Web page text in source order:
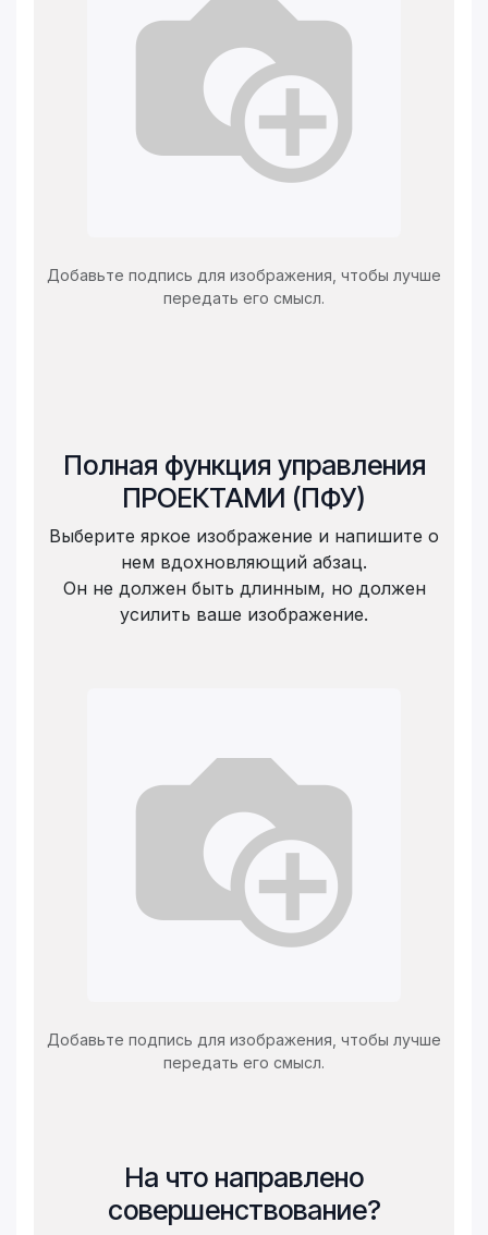
Добавьте подпись для изображения, чтобы лучше
передать его смысл.
Полная функция управления
ПРОЕКТАМИ (ПФУ)
Выберите яркое изображение и напишите о
нем вдохновляющий абзац.
Он не должен быть длинным, но должен
усилить ваше изображение.
Добавьте подпись для изображения, чтобы лучше
передать его смысл.
На что направлено
совершенствование?